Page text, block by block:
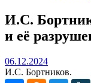
И.С.
и её
06.12.202406.12.2024
И.С. Бортников.